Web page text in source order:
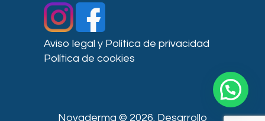
Aviso legal y Política de privacidad
Política de cookies
Novaderma © 2026. Desarrollo